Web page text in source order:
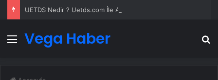
Menü
Vega Haber